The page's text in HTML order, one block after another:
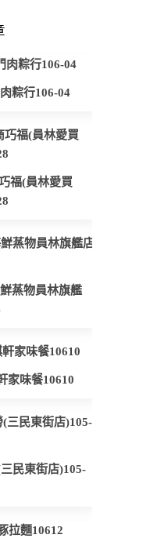
粽行106-04
福(員林愛買
蒸物員林旗艦
家味餐10610
民東街店)105-